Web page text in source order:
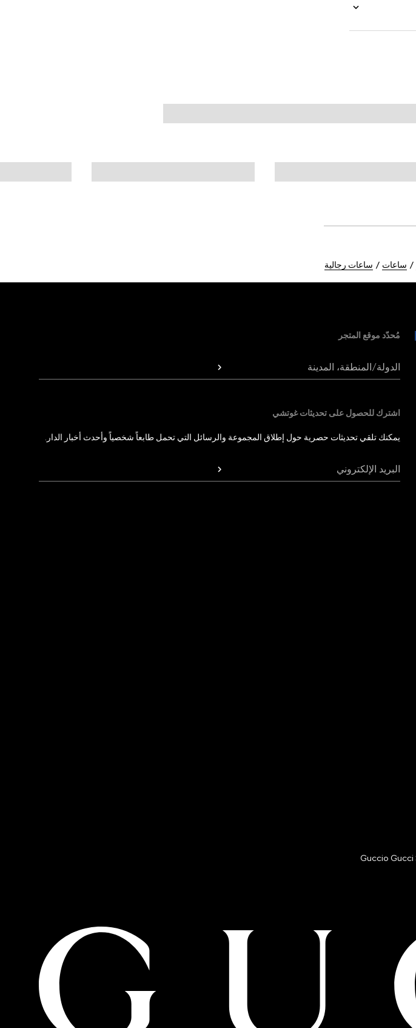
ساعات ساعات رجالية
مُحدّد موقع المتجر
الدولة/المنطقة، المدينة
اشترك للحصول على تحديثات غوتشي
يمكنك تلقي تحديثات حصرية حول إطلاق المجموعة والرسائل التي تحمل طابعاً شخصياً وأحدث أخبار الدار.
البريد الإلكتروني